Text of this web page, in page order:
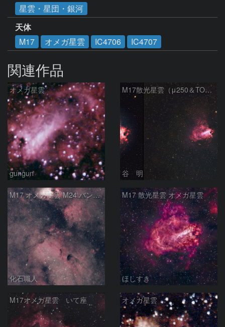
星雲・星団・銀河
天体
M17
オメガ星雲 IC4706 IC4707
関連作品
オメガ星雲
gungun
M17散光星雲（μ250＆TOA130）
谷 明
M17 オメガ星雲 M24 バンビの横顔 いて座
化石職人
M17 散光星雲 オメガ星雲
ほしすき
M17オメガ星雲 いて座 オメガ星雲